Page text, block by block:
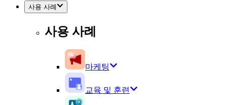
사용 사례
사용 사례
마케팅
교육 및 훈련